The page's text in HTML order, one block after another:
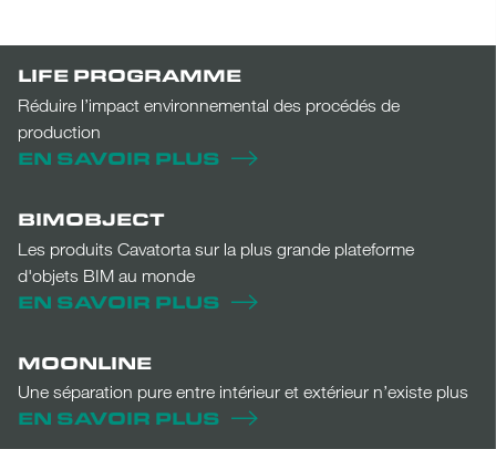
LIFE PROGRAMME
Réduire l’impact environnemental des procédés de
production
EN SAVOIR PLUS
BIMOBJECT
Les produits Cavatorta sur la plus grande plateforme
d'objets BIM au monde
EN SAVOIR PLUS
MOONLINE
Une séparation pure entre intérieur et extérieur n’existe plus
EN SAVOIR PLUS